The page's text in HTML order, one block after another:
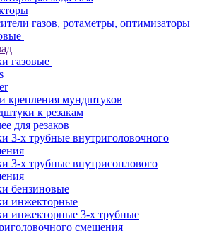
газов, ротаметры, оптимизаторы
газовые
крепления мундштуков
к резакам
для резаков
3-х трубные внутриголовочного
3-х трубные внутрисоплового
бензиновые
инжекторные
инжекторные 3-х трубные
смешения